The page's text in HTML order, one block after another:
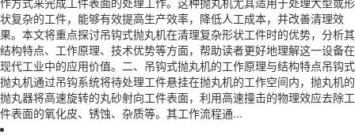
状复杂的工件，能够有效提高生产效率，降低人工成本，并改善清理效
果。本文将重点探讨吊钩式抛丸机在清理复杂形状工件时的优势，分析其
结构特点、工作原理、技术优势等方面，帮助读者更好地理解这一设备在
现代工业中的应用价值。二、吊钩式抛丸机的工作原理与结构特点吊钩式
抛丸机通过吊钩系统将待处理工件悬挂在抛丸机的工作空间内，抛丸机的
抛丸器将高速旋转的丸砂射向工件表面，利用高速撞击的物理效应去除工
件表面的氧化皮、锈蚀、杂质等。其工作流程通...